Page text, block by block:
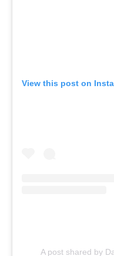
View this post on
A post shared by